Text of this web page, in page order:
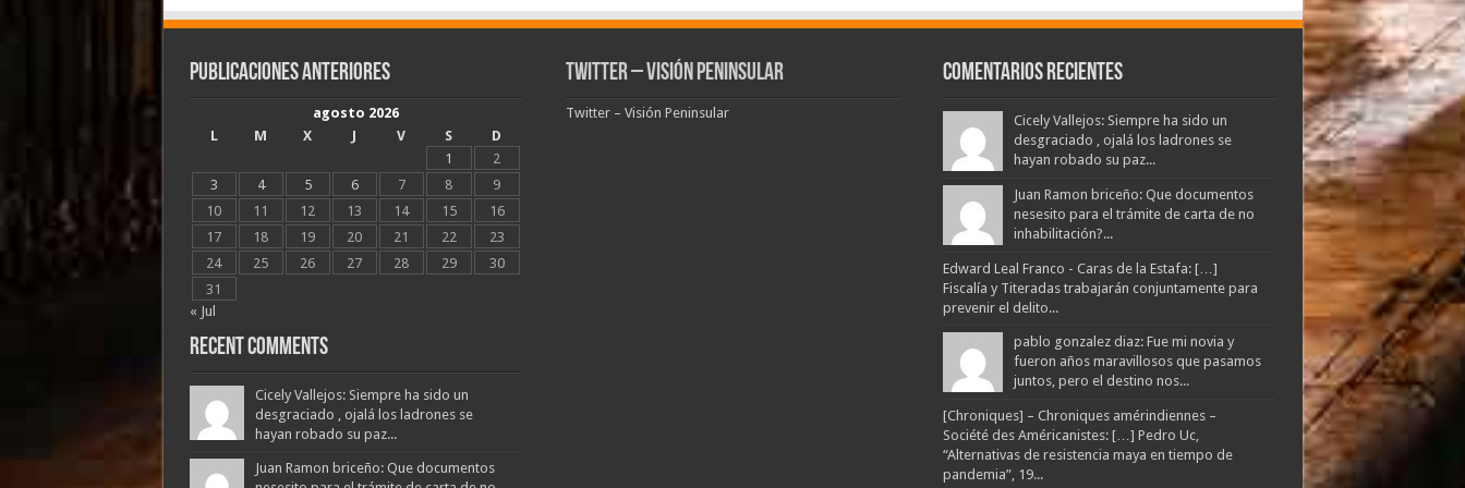
Publicaciones Anteriores
agosto 2026
L
M X J V S
D
1
2
3
4 5 6 7 8
9
10
11 12 13 14 15
16
17
18 19 20 21 22
23
24
25 26 27 28 29
30
31
« Jul
Recent Comments
Cicely Vallejos: Siempre ha sido un
desgraciado , ojalá los ladrones se
hayan robado su paz...
Juan Ramon briceño: Que documentos
Twitter – Visión Peninsular
Twitter – Visión Peninsular
Comentarios Recientes
Cicely Vallejos: Siempre ha sido un
desgraciado , ojalá los ladrones se
hayan robado su paz...
Juan Ramon briceño: Que documentos
nesesito para el trámite de carta de no
inhabilitación?...
Edward Leal Franco - Caras de la Estafa: […]
Fiscalía y Titeradas trabajarán conjuntamente para
prevenir el delito...
pablo gonzalez diaz: Fue mi novia y
fueron años maravillosos que pasamos
juntos, pero el destino nos...
[Chroniques] – Chroniques amérindiennes –
Société des Américanistes: […] Pedro Uc,
“Alternativas de resistencia maya en tiempo de
pandemia”, 19...